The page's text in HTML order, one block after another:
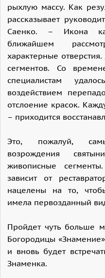
рыхлую массу. Как
рассказывает
Саенко. – Икона
ближайшем
характерные
сегментов. Со
специалистам
воздействием
отслоение красок.
– приходится
Это, пожалуй,
возрождения
живописные
зависит от
нацелены на то,
имела первозданный
Пройдет чуть больше
Богородицы
и вновь будет
Знаменка.